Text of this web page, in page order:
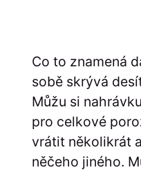
Co to znamená
sobě skrývá
Můžu si
pro celkové
vrátit několikrát
něčeho jiného.